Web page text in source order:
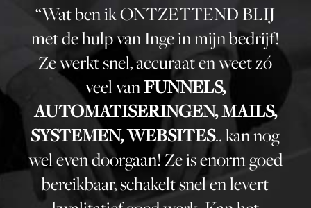
“Wat ben ik ONTZETTEND BLIJ
met de hulp van Inge in mijn bedrijf!
Ze werkt snel, accuraat en weet zó
veel vanFUNNELS,
AUTOMATISERINGEN, MAILS,
SYSTEMEN, WEBSITES.. kan nog
wel even doorgaan! Ze is enorm goed
bereikbaar, schakelt snel en levert